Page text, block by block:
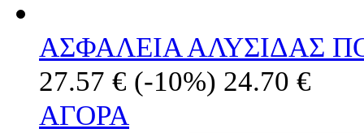
ΑΣΦΑΛΕΙΑ ΑΛΥΣΙΔΑΣ
27.57 € (-10%) 24.70 €
ΑΓΟΡΑ